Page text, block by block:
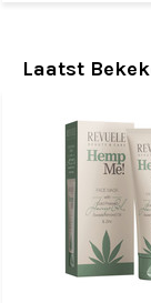
Laatst